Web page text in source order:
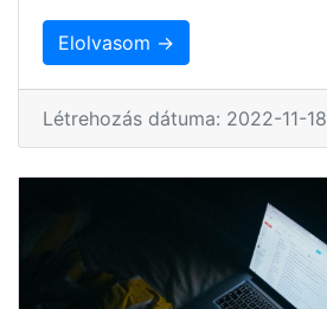
Elolvasom →
Létrehozás dátuma: 2022-11-18